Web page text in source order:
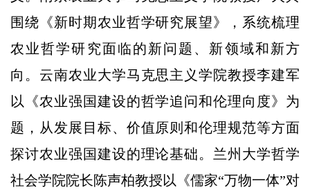
围绕《新时期农业哲学研究展望》，系统梳理
农业哲学研究面临的新问题、新领域和新方
向。云南农业大学马克思主义学院教授李建军
以《农业强国建设的哲学追问和伦理向度》为
题，从发展目标、价值原则和伦理规范等方面
探讨农业强国建设的理论基础。兰州大学哲学
社会学院院长陈声柏教授以《儒家“万物一体”对